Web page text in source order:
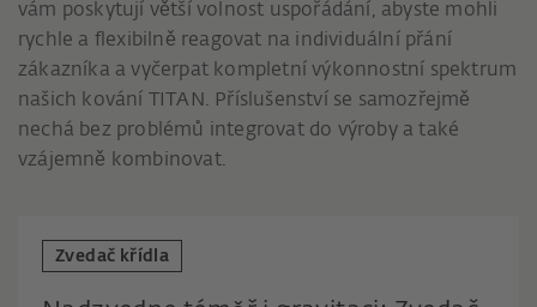
vám poskytují větší volnost uspořádání, abyste mohli
rychle a flexibilně reagovat na individuální přání
zákazníka a vyčerpat kompletní výkonnostní spektrum
našich kování TITAN. Příslušenství se samozřejmě
nechá bez problémů integrovat do výroby a také
vzájemně kombinovat.
Zvedač křídla